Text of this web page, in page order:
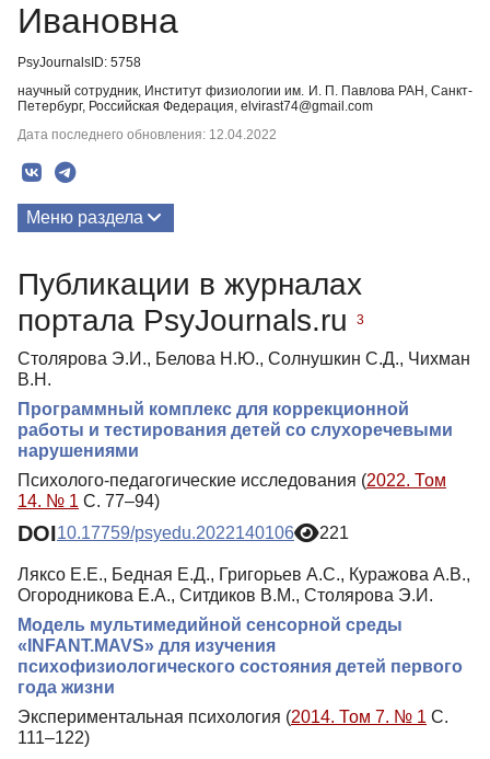
Ивановна
PsyJournalsID: 5758
научный сотрудник, Институт физиологии им. И. П. Павлова РАН, Санкт-
Петербург, Российская Федерация, elvirast74@gmail.com
Дата последнего обновления: 12.04.2022
Меню раздела
Публикации в журналах
портала PsyJournals.ru
3
Столярова Э.И., Белова Н.Ю., Солнушкин С.Д., Чихман
В.Н.
Программный комплекс для коррекционной
работы и тестирования детей со слухоречевыми
нарушениями
Психолого-педагогические исследования (2022. Том
14. № 1 С. 77–94)
DOI10.17759/psyedu.2022140106 221
Ляксо Е.Е., Бедная Е.Д., Григорьев А.С., Куражова А.В.,
Огородникова Е.А., Ситдиков В.М., Столярова Э.И.
Модель мультимедийной сенсорной среды
«INFANT.MAVS» для изучения
психофизиологического состояния детей первого
года жизни
Экспериментальная психология (2014. Том 7. № 1 С.
111–122)